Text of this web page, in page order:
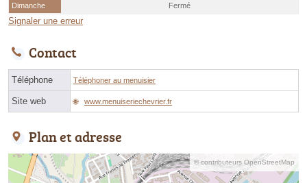
Dimanche
Fermé
Signaler une erreur
Contact
Téléphone Téléphoner au menuisier
Site web www.menuiseriechevrier.fr
Plan et adresse
© contributeurs OpenStreetMap